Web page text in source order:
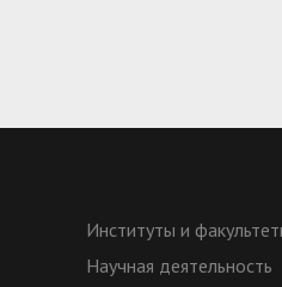
Институты и
Научная деятельность